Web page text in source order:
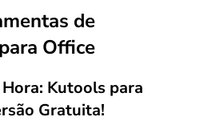
de
Office
Kutools para
Gratuita!